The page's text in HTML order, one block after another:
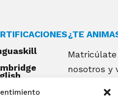
¿TE
Matricúlate
nosotros y